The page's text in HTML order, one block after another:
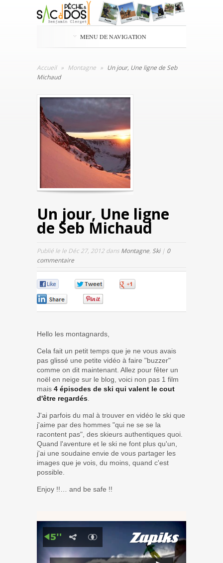
MENU DE NAVIGATION
Accueil » Montagne » Un jour, Une ligne de Seb
Michaud
Un jour, Une ligne
de Seb Michaud
Publié le le Déc 27, 2012 dans Montagne, Ski| 0
commentaire
Hello les montagnards,
Cela fait un petit temps que je ne vous avais
pas glissé une petite vidéo à faire "buzzer"
comme on dit maintenant. Allez pour fêter un
noël en neige sur le blog, voici non pas 1 film
mais 4 épisodes de ski qui valent le cout
d'être regardés
J'ai parfois du mal à trouver en vidéo le ski que
j'aime par des hommes "qui ne se se la
racontent pas", des skieurs authentiques quoi.
Quand l'aventure et le ski ne font plus qu'un,
j'ai une soudaine envie de vous partager les
images que je vois, du moins, quand c'est
possible.
Enjoy !!… and be safe !!